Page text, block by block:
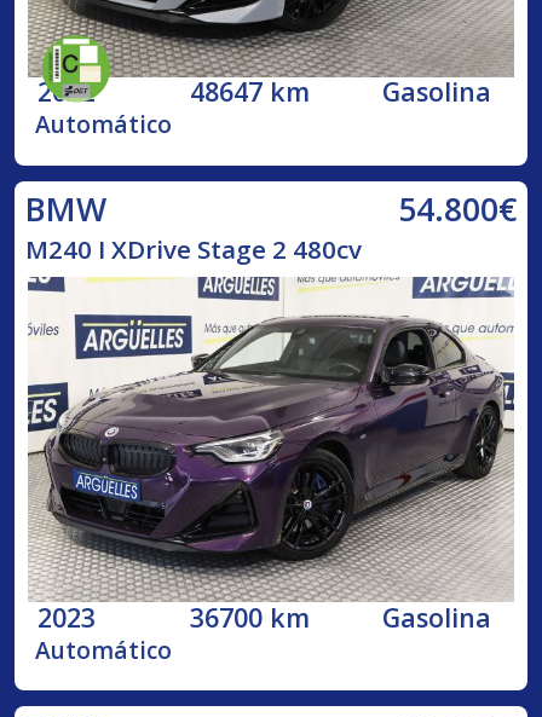
2022 48647 km Gasolina
Automático
BMW 54.800€
M240 I XDrive Stage 2 480cv
2023 36700 km Gasolina
Automático